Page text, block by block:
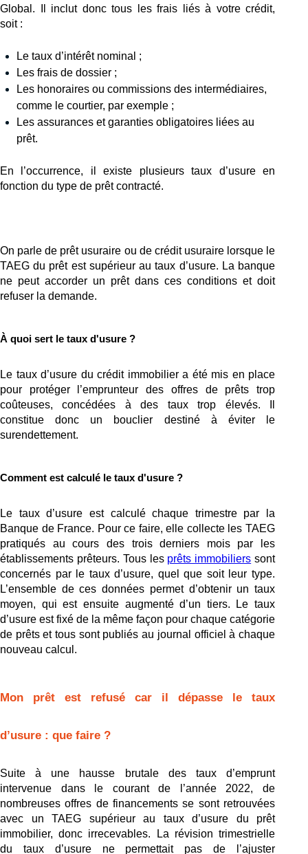
Global. Il inclut donc tous les frais liés à votre crédit,
soit :
Le taux d’intérêt nominal ;
Les frais de dossier ;
Les honoraires ou commissions des intermédiaires,
comme le courtier, par exemple ;
Les assurances et garanties obligatoires liées au
prêt.
En l’occurrence, il existe plusieurs taux d’usure en
fonction du type de prêt contracté.
On parle de prêt usuraire ou de crédit usuraire lorsque le
TAEG du prêt est supérieur au taux d’usure. La banque
ne peut accorder un prêt dans ces conditions et doit
refuser la demande.
À quoi sert le taux d'usure ?
Le taux d’usure du crédit immobilier a été mis en place
pour protéger l’emprunteur des offres de prêts trop
coûteuses, concédées à des taux trop élevés. Il
constitue donc un bouclier destiné à éviter le
surendettement.
Comment est calculé le taux d'usure ?
Le taux d’usure est calculé chaque trimestre par la
Banque de France. Pour ce faire, elle collecte les TAEG
pratiqués au cours des trois derniers mois par les
établissements prêteurs. Tous les prêts immobiliers sont
concernés par le taux d’usure, quel que soit leur type.
L’ensemble de ces données permet d’obtenir un taux
moyen, qui est ensuite augmenté d’un tiers. Le taux
d’usure est fixé de la même façon pour chaque catégorie
de prêts et tous sont publiés au journal officiel à chaque
nouveau calcul.
Mon prêt est refusé car il dépasse le taux
d’usure : que faire ?
Suite à une hausse brutale des taux d’emprunt
intervenue dans le courant de l’année 2022, de
nombreuses offres de financements se sont retrouvées
avec un TAEG supérieur au taux d’usure du prêt
immobilier, donc irrecevables. La révision trimestrielle
du taux d’usure ne permettait pas de l’ajuster